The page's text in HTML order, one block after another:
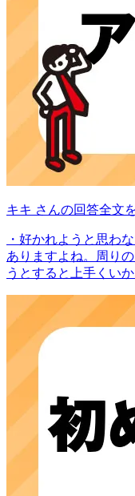
キキ さんの回答全文
・好かれようと思わ
ありますよね。周り
うとすると上手くいか